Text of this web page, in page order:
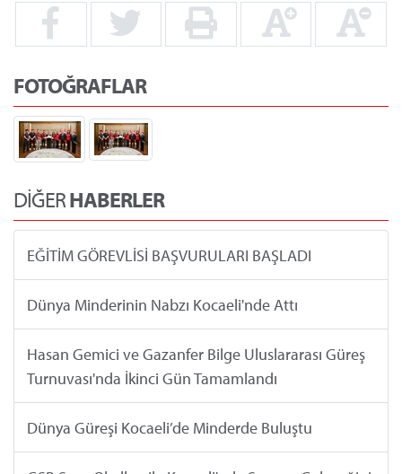
FOTOĞRAFLAR
DİĞERHABERLER
EĞİTİM GÖREVLİSİ BAŞVURULARI BAŞLADI
Dünya Minderinin Nabzı Kocaeli'nde Attı
Hasan Gemici ve Gazanfer Bilge Uluslararası Güreş
Turnuvası'nda İkinci Gün Tamamlandı
Dünya Güreşi Kocaeli’de Minderde Buluştu